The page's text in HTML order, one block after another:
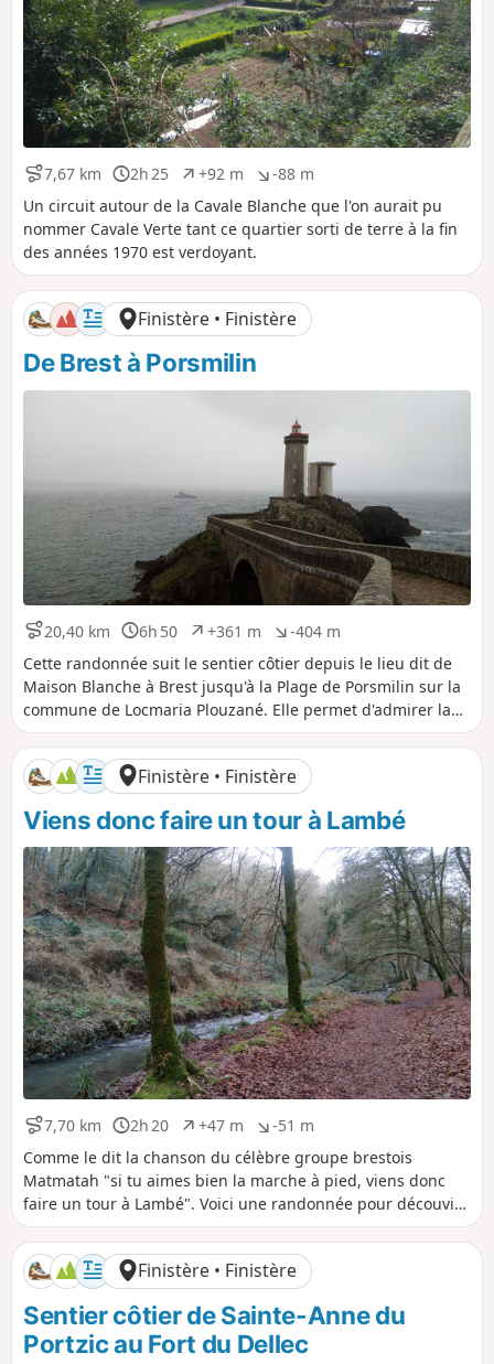
7,67 km
D
i
s
t
a
n
c
e
2h 25
D
u
r
é
e
+92 m
D
é
n
i
v
e
l
é
p
o
-88 m
D
é
n
i
v
e
l
é
n
é
Un circuit autour de la Cavale Blanche que l'on aurait pu
nommer Cavale Verte tant ce quartier sorti de terre à la fin
des années 1970 est verdoyant.
Finistère • Finistère
De Brest à Porsmilin
20,40 km
D
i
s
t
a
n
c
e
6h 50
D
u
r
é
e
+361 m
D
é
n
i
v
e
l
é
p
o
i
t
i
f
-404 m
D
é
n
i
v
e
l
é
n
é
a
t
i
f
Cette randonnée suit le sentier côtier depuis le lieu dit de
Maison Blanche à Brest jusqu'à la Plage de Porsmilin sur la
commune de Locmaria Plouzané. Elle permet d'admirer la
rade de Brest et son goulet avec vue sur la Presqu'île de
Crozon de l'autre côté de la rade.
Finistère • Finistère
Viens donc faire un tour à Lambé
7,70 km
D
i
s
t
a
n
c
e
2h 20
D
u
r
é
e
+47 m
D
é
n
i
v
e
l
é
p
o
i
-51 m
D
é
n
i
v
e
l
é
n
é
g
a
Comme le dit la chanson du célèbre groupe brestois
Matmatah "si tu aimes bien la marche à pied, viens donc
faire un tour à Lambé". Voici une randonnée pour découvir
ce quartier de Brest et la vallée du Spernot. Même si cette
randonnée est en grande partie urbaine, prévoyez des
chaussures adaptées car certains chemins peuvent être
balisage parfois rencontré.
Finistère • Finistère
Sentier côtier de Sainte-Anne du
Portzic au Fort du Dellec